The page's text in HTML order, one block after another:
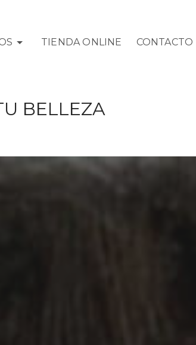
TIENDA ONLINE CONTACTO
BELLEZA